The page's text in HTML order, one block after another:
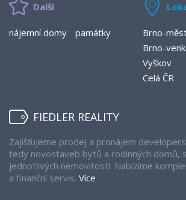
Další
nájemní domy památky
Brno-
Brno-
Vyškov
Celá ČR
FIEDLER REALITY
Zajišťujeme prodej a pronájem
tedy novostaveb bytů a rodinných domů,
jednotlivých nemovitostí. Nabízíme
a finanční servis. Více